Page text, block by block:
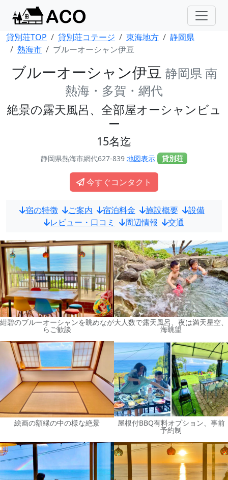
貸別荘TOP 貸別荘コテージ 東海地方
静岡県
熱海市
ブルーオーシャン伊豆
ブルーオーシャン伊豆 静岡県 南
熱海・多賀・網代
絶景の露天風呂、全部屋オーシャンビュ
ー
15名迄
静岡県熱海市網代627-839 地図表示 貸別荘
今すぐコンタクト
宿の特徴 ご案内 宿泊料金 施設概要
設備
レビュー・口コミ
周辺情報 交通
紺碧のブルーオーシャンを眺めなが
らご歓談
大人数で露天風呂、夜は満天星空、
海眺望
絵画の額縁の中の様な絶景 屋根付BBQ有料オプション、事前
予約制